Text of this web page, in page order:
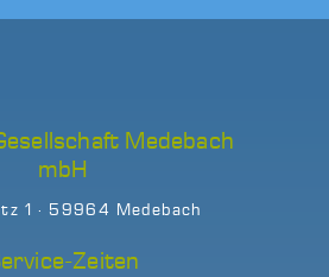
Medebach
mbH
1 · 59964 Medebach
Zeiten